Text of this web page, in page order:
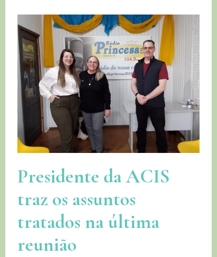
Presidente da ACIS
traz os assuntos
tratados na última
reunião